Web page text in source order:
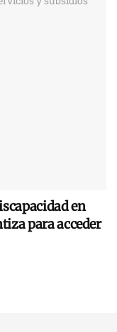
en
para acceder